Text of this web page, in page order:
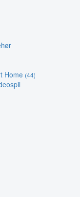
Home (44)